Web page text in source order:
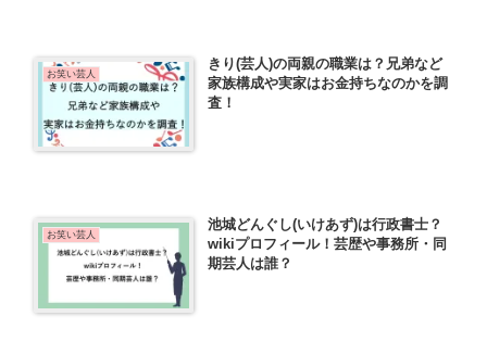
お笑い芸人
きり(芸人)の両親の職業は？兄弟など
家族構成や実家はお金持ちなのかを調
査！
お笑い芸人
池城どんぐし(いけあず)は行政書士？
wikiプロフィール！芸歴や事務所・同
期芸人は誰？